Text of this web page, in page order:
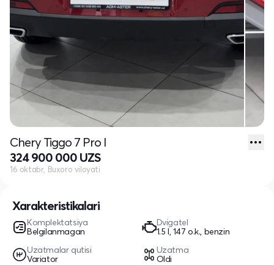
Xarakteristikalari
Komplektatsiya
Belgilanmagan
Dvigatel
1.5 l, 147 o.k., benzin
Uzatmalar qutisi
Variator
Uzatma
Oldi
Chery Tiggo 7 Pro I
324 900 000 UZS
16 oktabr, Buxoro viloyati